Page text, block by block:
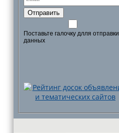
Отправить
Поставьте галочку длля отправки
данных